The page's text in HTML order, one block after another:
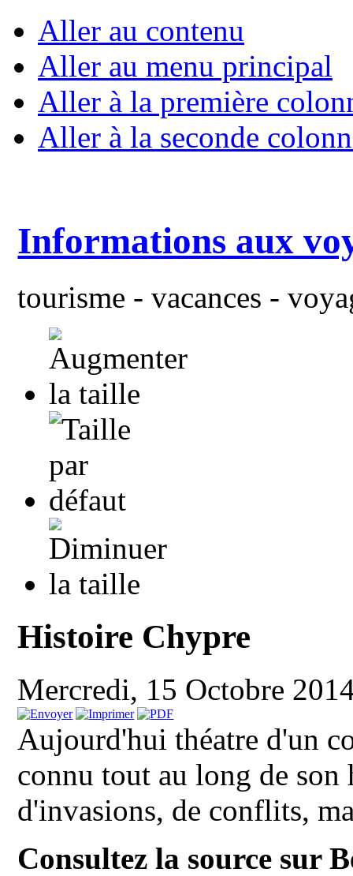
Aller au contenu
Aller au menu principal
Aller à la première
Aller à la seconde
Informations aux
tourisme - vacances -
Histoire Chypre
Mercredi, 15 Octobre
Aujourd'hui théatre d'un
connu tout au long de son
d'invasions, de conflits,
Consultez la source sur